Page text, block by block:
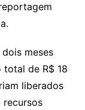
meses
de R$ 18
liberados